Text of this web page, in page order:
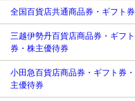
全国百貨店共通商品券・ギフト券
三越伊勢丹百貨店商品券・ギフト
券・株主優待券
小田急百貨店商品券・ギフト券
主優待券